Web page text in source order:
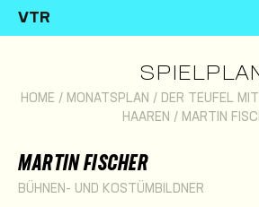
VTR
HOME / MONATSPLAN / DER TEUFEL
HAAREN / MARTIN
MARTIN FISCHER
BÜHNEN- UND KOSTÜMBILDNER